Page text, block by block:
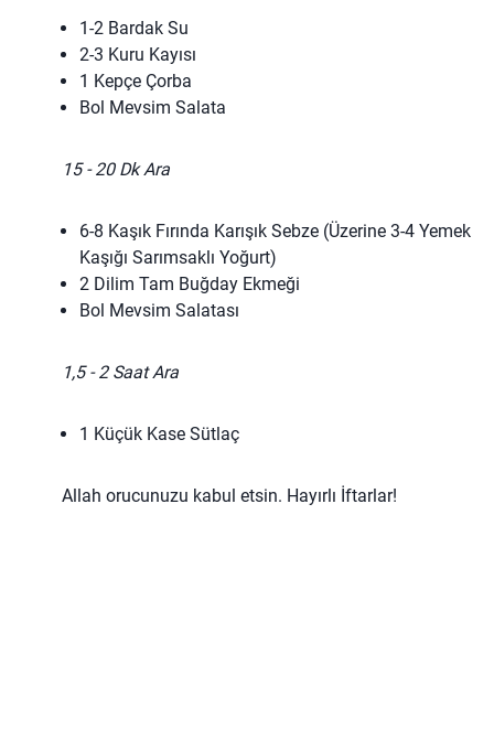
1-2 Bardak Su
2-3 Kuru Kayısı
1 Kepçe Çorba
Bol Mevsim Salata
15 - 20 Dk Ara
6-8 Kaşık Fırında Karışık Sebze (Üzerine 3-4 Yemek
Kaşığı Sarımsaklı Yoğurt)
2 Dilim Tam Buğday Ekmeği
Bol Mevsim Salatası
1,5 - 2 Saat Ara
1 Küçük Kase Sütlaç
Allah orucunuzu kabul etsin. Hayırlı İftarlar!